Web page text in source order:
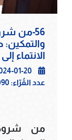
56-من
الانتماء
01-20
عدد القُرّاء:
من